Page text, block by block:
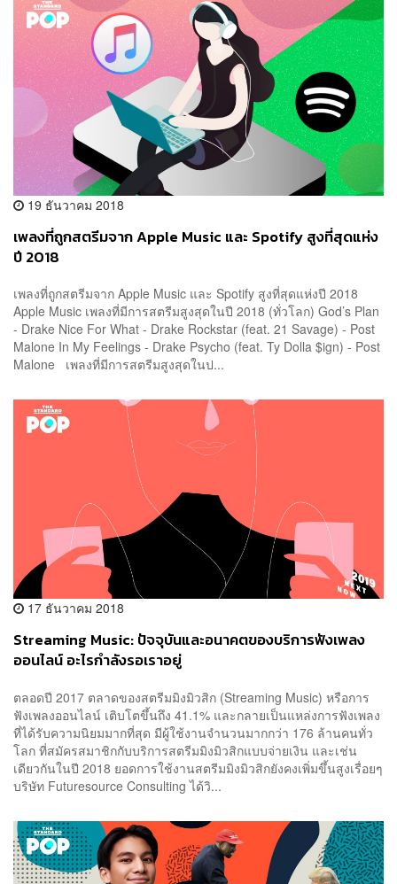
19 ธันวาคม 2018
เพลงที่ถูกสตรีมจาก Apple Music และ Spotify สูงที่สุดแห่ง
ปี 2018
เพลงที่ถูกสตรีมจาก Apple Music และ Spotify สูงที่สุดแห่งปี 2018
Apple Music เพลงที่มีการสตรีมสูงสุดในปี 2018 (ทั่วโลก) God’s Plan
- Drake Nice For What - Drake Rockstar (feat. 21 Savage) - Post
Malone In My Feelings - Drake Psycho (feat. Ty Dolla $ign) - Post
Malone เพลงที่มีการสตรีมสูงสุดในป...
17 ธันวาคม 2018
Streaming Music: ปัจจุบันและอนาคตของบริการฟังเพลง
ออนไลน์ อะไรกำลังรอเราอยู่
ตลอดปี 2017 ตลาดของสตรีมมิงมิวสิก (Streaming Music) หรือการ
ฟังเพลงออนไลน์ เติบโตขึ้นถึง 41.1% และกลายเป็นแหล่งการฟังเพลง
ที่ได้รับความนิยมมากที่สุด มีผู้ใช้งานจำนวนมากกว่า 176 ล้านคนทั่ว
โลก ที่สมัครสมาชิกกับบริการสตรีมมิงมิวสิกแบบจ่ายเงิน และเช่น
เดียวกันในปี 2018 ยอดการใช้งานสตรีมมิงมิวสิกยังคงเพิ่มขึ้นสูงเรื่อยๆ
บริษัท Futuresource Consulting ได้วิ...